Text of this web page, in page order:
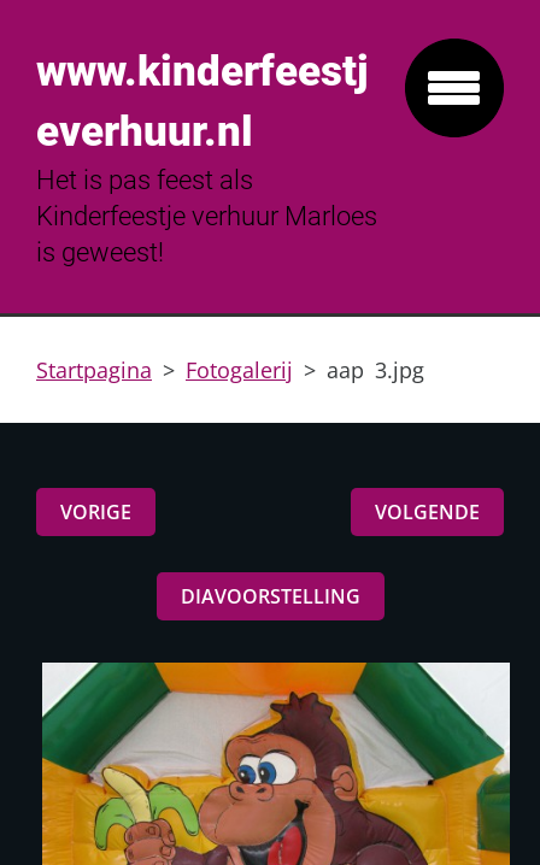
www.kinderfeestj
everhuur.nl
Het is pas feest als
Kinderfeestje verhuur Marloes
is geweest!
Startpagina > Fotogalerij > aap 3.jpg
VORIGE VOLGENDE
DIAVOORSTELLING